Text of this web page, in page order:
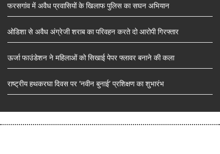
फरसगांव में अवैध प्रवासियों के खिलाफ पुलिस का सघन अभियान
ओडिशा से अवैध अंग्रेजी शराब का परिवहन करते दो आरोपी गिरफ्तार
ऊर्जा फाउंडेशन ने महिलाओं को सिखाई पेपर फ्लावर बनाने की कला
राष्ट्रीय हथकरघा दिवस पर ‘नवीन बुनाई’ प्रशिक्षण का शुभारंभ